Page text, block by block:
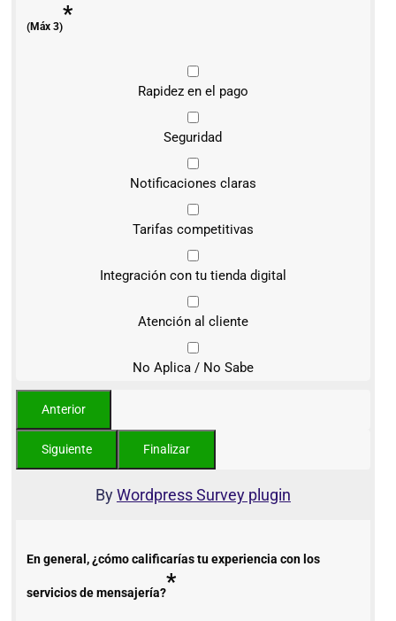
(Máx 3)*
Rapidez en el pago
Seguridad
Notificaciones claras
Tarifas competitivas
Integración con tu tienda digital
Atención al cliente
No Aplica / No Sabe
ByWordpress Survey plugin
En general, ¿cómo calificarías tu experiencia con los
servicios de mensajería?*